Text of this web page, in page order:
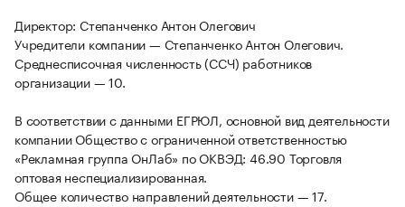
Директор: Степанченко Антон Олегович
Учредители компании — Степанченко Антон Олегович.
Среднесписочная численность (ССЧ) работников
организации — 10.
В соответствии с данными ЕГРЮЛ, основной вид деятельности
компании Общество с ограниченной ответственностью
«Рекламная группа ОнЛаб» по ОКВЭД: 46.90 Торговля
оптовая неспециализированная.
Общее количество направлений деятельности — 17.